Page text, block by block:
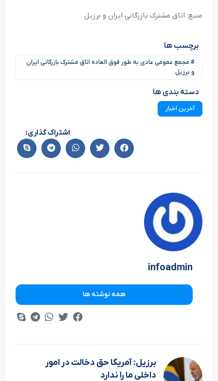
منبع: اتاق مشترک بازرگانی ایران و برزیل
برچسب ها
# مجمع عمومی عادی به طور فوق العاده اتاق مشترک بازرگانی ایران
و برزیل
دسته بندی ها
آخرین اخبار
اشتراک گذاری:
infoadmin
همه نوشته ها
برزیل: آمریکا حق دخالت در امور
داخلی ما را ندارد